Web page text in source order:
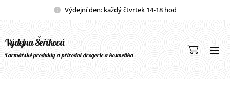
Výdejní den: každý čtvrtek 14-18 hod
Výdejna Šeříková
Farmářské produkty a přírodní drogerie a kosmetika